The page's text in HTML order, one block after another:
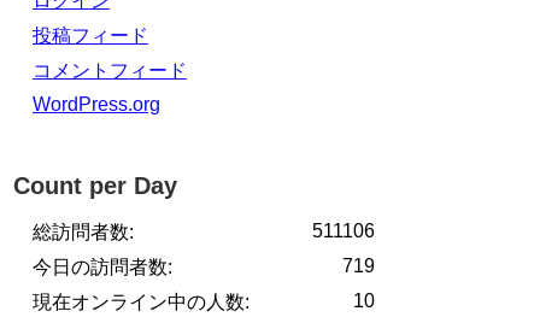
投稿フィード
コメントフィード
WordPress.org
Count per Day
511106
総訪問者数:
719
今日の訪問者数:
10
現在オンライン中の人数: